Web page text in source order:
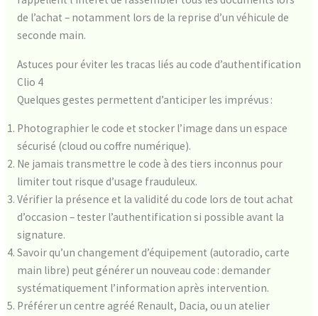
de l’achat – notamment lors de la reprise d’un véhicule de
seconde main.
Astuces pour éviter les tracas liés au code d’authentification
Clio 4
Quelques gestes permettent d’anticiper les imprévus :
Photographier le code et stocker l’image dans un espace
sécurisé (cloud ou coffre numérique).
Ne jamais transmettre le code à des tiers inconnus pour
limiter tout risque d’usage frauduleux.
Vérifier la présence et la validité du code lors de tout achat
d’occasion – tester l’authentification si possible avant la
signature.
Savoir qu’un changement d’équipement (autoradio, carte
main libre) peut générer un nouveau code : demander
systématiquement l’information après intervention.
Préférer un centre agréé Renault, Dacia, ou un atelier